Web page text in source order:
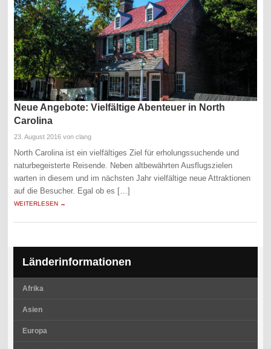
Neue Angebote: Vielfältige Abenteuer in North
Carolina
23. August 2016 von clang
North Carolina ist ein vielfältiges Ziel für erholungssuchende und
naturbegeisterte Reisende. Neben altbewährten Ausflugszielen
warten in diesem und im nächsten Jahr vielfältige neue Attraktionen
auf die Besucher. Egal ob es […]
WEITERLESEN →
Länderinformationen
Afrika
Asien
Europa